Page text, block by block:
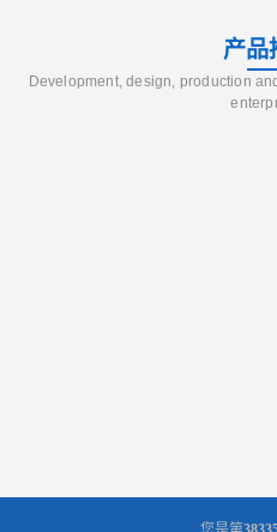
产品
Development, design, production